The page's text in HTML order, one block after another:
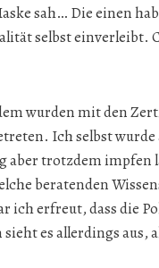
sah… Die einen
selbst einverleibt.
wurden mit den
Ich selbst
aber trotzdem impfen
beratenden
ich erfreut, dass die
es allerdings aus,